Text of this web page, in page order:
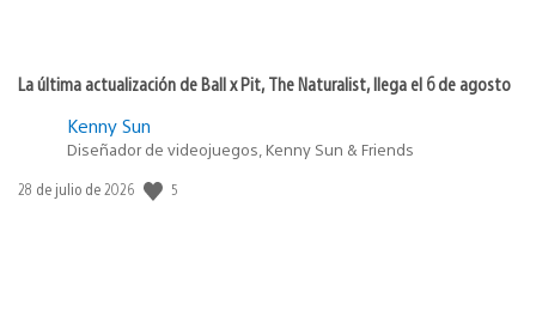
La última actualización de Ball x Pit, The Naturalist, llega el 6 de agosto
Kenny Sun
Diseñador de videojuegos, Kenny Sun & Friends
Fecha
28 de julio de 2026 5